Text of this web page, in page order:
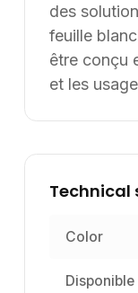
des
feuille
être conçu
et les
Technical
Color